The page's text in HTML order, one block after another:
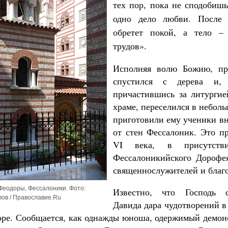
Фессалоники. Фото:
/ Православие.Ru
тех пор, пока не
одно дело любви. После
обретет покой, а тело –
трудов».
Исполняя волю Божию,
спустился с дерева
причастившись за
храме, переселился в
приготовили ему ученики
от стен Фессалоник. Это
VI века, в
Фессалоникийского
священнослужителей и
Известно, что Господь
Давида дара чудотворений
Сообщается, как однажды юноша, одержимый